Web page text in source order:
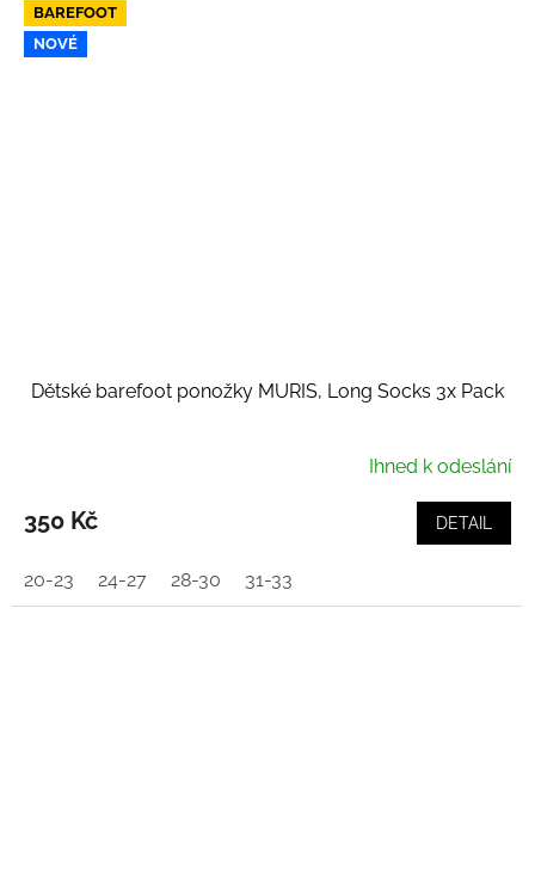
BAREFOOT
NOVÉ
Dětské barefoot ponožky MURIS, Long Socks 3x Pack
Ihned k odeslání
350 Kč DETAIL
20-23 24-27 28-30 31-33